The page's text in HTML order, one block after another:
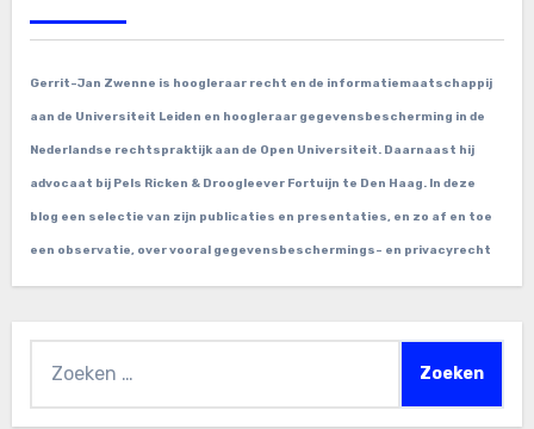
Gerrit-Jan Zwenne is hoogleraar recht en de informatiemaatschappij
aan de Universiteit Leiden en hoogleraar gegevensbescherming in de
Nederlandse rechtspraktijk aan de Open Universiteit. Daarnaast hij
advocaat bij Pels Ricken & Droogleever Fortuijn te Den Haag. In deze
blog een selectie van zijn publicaties en presentaties, en zo af en toe
een observatie, over vooral gegevensbeschermings- en privacyrecht
naar: